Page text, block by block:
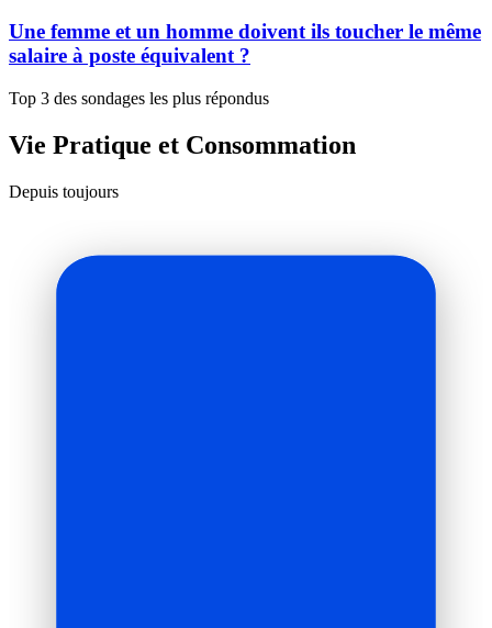
Une femme et un homme doivent ils toucher le même
salaire à poste équivalent ?
Top 3 des sondages les plus répondus
Vie Pratique et Consommation
Depuis toujours